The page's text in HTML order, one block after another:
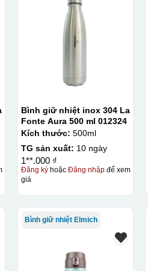
Bình giữ nhiệt inox 304 La
Fonte Aura 500 ml 012324
Kích thước: 500ml
TG sản xuất: 10 ngày
1**.000 ₫
Đăng kýhoặc Đăng nhậpđể xem
giá
Bình giữ nhiệt Elmich